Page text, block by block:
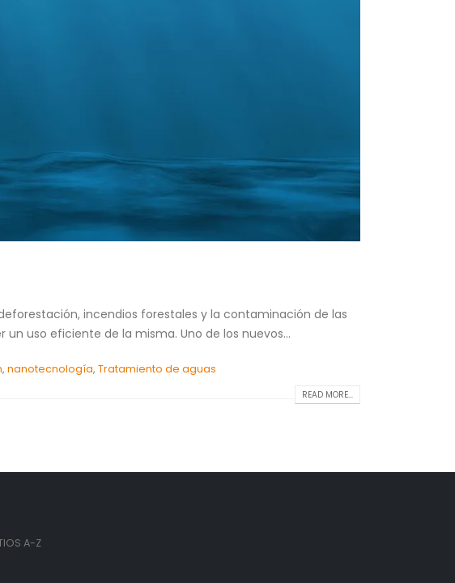
incendios forestales y la contaminación de las
uso eficiente de la misma. Uno de los nuevos...
,nanotecnología,Tratamiento de aguas
READ MORE...
A-Z